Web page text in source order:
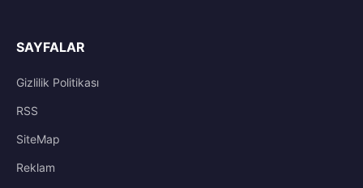
SAYFALAR
Gizlilik Politikası
RSS
SiteMap
Reklam